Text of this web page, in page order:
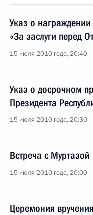
Указ о
«За заслуги перед
15 июля 2010 года, 20:40
Указ о досрочном
Президента
15 июля 2010 года, 20:30
Встреча с
15 июля 2010 года, 20:00
Церемония